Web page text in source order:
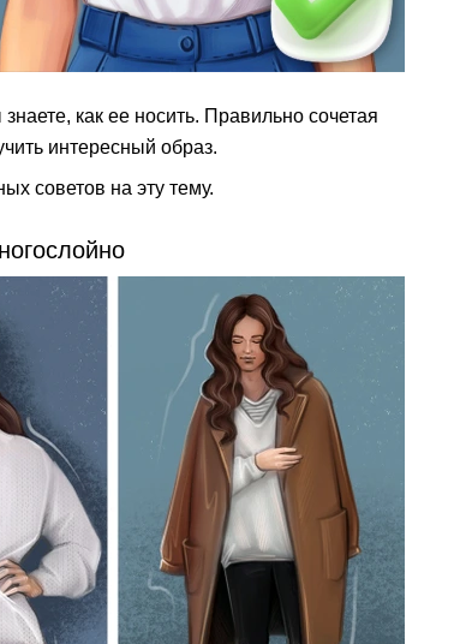
как ее носить. Правильно сочетая
интересный образ.
советов на эту тему.